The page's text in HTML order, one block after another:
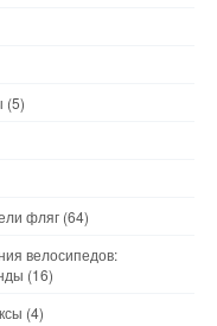
(5)
фляг (64)
велосипедов:
(16)
(4)